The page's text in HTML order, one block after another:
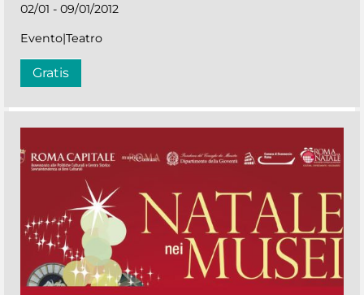
02/01 - 09/01/2012
Evento|Teatro
Gratis